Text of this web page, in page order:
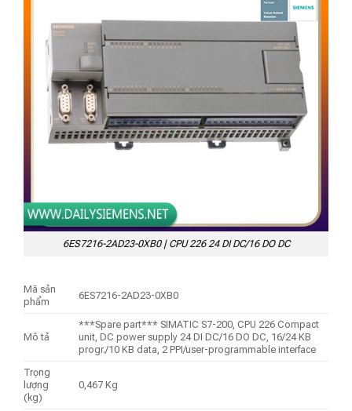
6ES7216-2AD23-0XB0 | CPU 226 24 DI DC/16 DO DC
Mã sản
phẩm
6ES7216-2AD23-0XB0
Mô tả
***Spare part*** SIMATIC S7-200, CPU 226 Compact
unit, DC power supply 24 DI DC/16 DO DC, 16/24 KB
progr./10 KB data, 2 PPI/user-programmable interface
Trọng
lượng
(kg)
0,467 Kg